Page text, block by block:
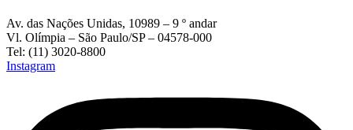
Av. das Nações Unidas, 10989 – 9 º andar
Vl. Olímpia – São Paulo/SP – 04578-000
Tel: (11) 3020-8800
Instagram